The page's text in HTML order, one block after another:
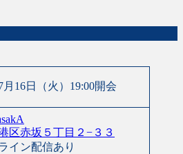
月16日（火）19:00開会
区赤坂５丁目２−３３
イン配信あり